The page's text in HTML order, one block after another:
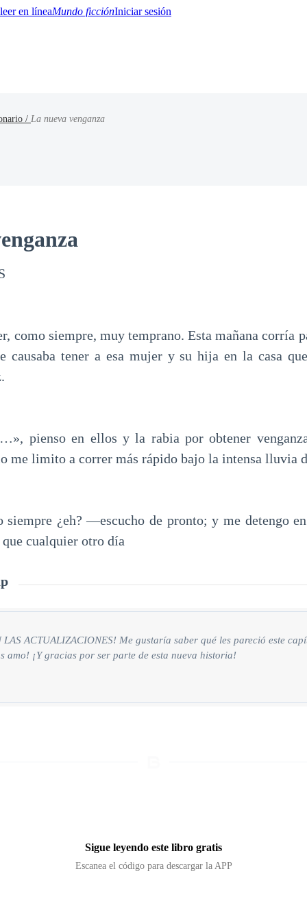
Mundo ficciónIniciar sesión
/ La nueva venganza
como siempre, muy temprano. Esta mañana corría
causaba tener a esa mujer y su hija en la casa
pienso en ellos y la rabia por obtener
me limito a correr más rápido bajo la intensa lluvia
¿eh? —escucho de pronto; y me detengo
cualquier otro día
LAS ACTUALIZACIONES! Me gustaría saber qué les pareció este
amo! ¡Y gracias por ser parte de esta nueva historia!
Sigue leyendo este libro gratis
Escanea el código para descargar la APP